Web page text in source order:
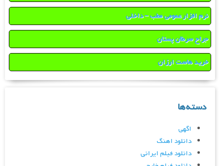
نرم افزار عمومی مطب – داخلی
جراح سرطان پستان
خرید هاست ارزان
دسته‌ها
اگهی
دانلود اهنگ
دانلود فیلم ایرانی